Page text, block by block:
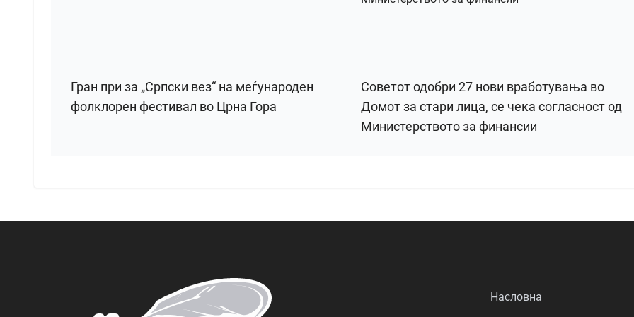
Гран при за „Српски вез“ на меѓународен
фолклорен фестивал во Црна Гора
Советот одобри 27 нови вработувања во
Домот за стари лица, се чека согласност од
Министерството за финансии
Насловна